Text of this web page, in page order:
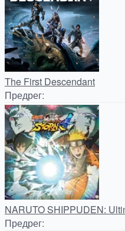
The First Descendant
Предрег:
NARUTO SHIPPUDEN:
Предрег: